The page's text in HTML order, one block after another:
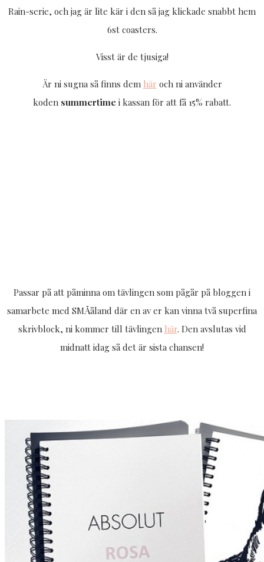
Rain-serie, och jag är lite kär i den så jag klickade snabbt hem
6st coasters.
Visst är de tjusiga!
Är ni sugna så finns dem här och ni använder
koden summertime i kassan för att få 15% rabatt.
Passar på att påminna om tävlingen som pågår på bloggen i
samarbete med SMÅåland där en av er kan vinna två superfina
skrivblock, ni kommer till tävlingen här. Den avslutas vid
midnatt idag så det är sista chansen!